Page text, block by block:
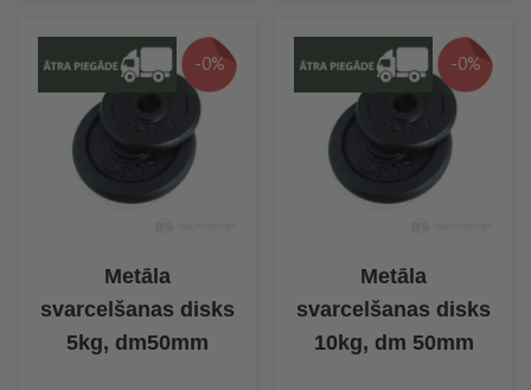
-0%
Metāla
svarcelšanas disks
5kg, dm50mm
-0%
Metāla
svarcelšanas disks
10kg, dm 50mm